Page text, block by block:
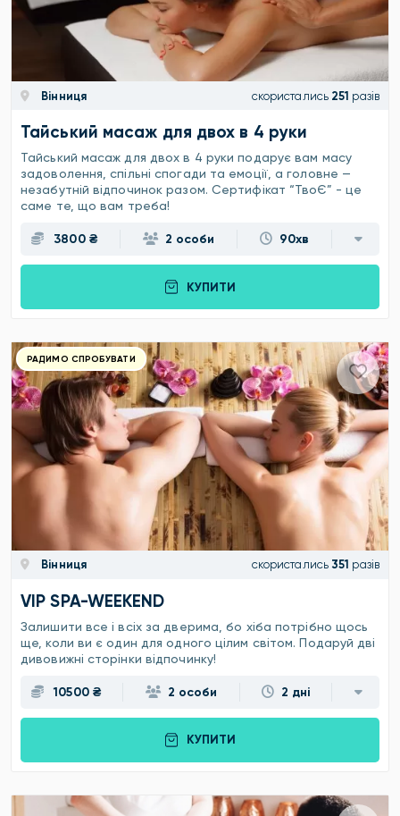
Вінниця скористались 251 разів
Тайський масаж для двох в 4 руки
Тайський масаж для двох в 4 руки подарує вам масу
задоволення, спільні спогади та емоції, а головне —
незабутній відпочинок разом. Сертифікат “ТвоЄ” - це
саме те, що вам треба!
3800 ₴ 2 особи 90хв
КУПИТИ
РАДИМО СПРОБУВАТИ
Вінниця скористались 351 разів
VIP SPA-WEEKEND
Залишити все і всіх за дверима, бо хіба потрібно щось
ще, коли ви є один для одного цілим світом. Подаруй дві
дивовижні сторінки відпочинку!
10500 ₴ 2 особи 2 дні
КУПИТИ